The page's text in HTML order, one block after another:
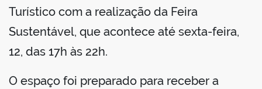
Turístico com a realização da Feira
Sustentável, que acontece até sexta-feira,
12, das 17h às 22h.
O espaço foi preparado para receber a